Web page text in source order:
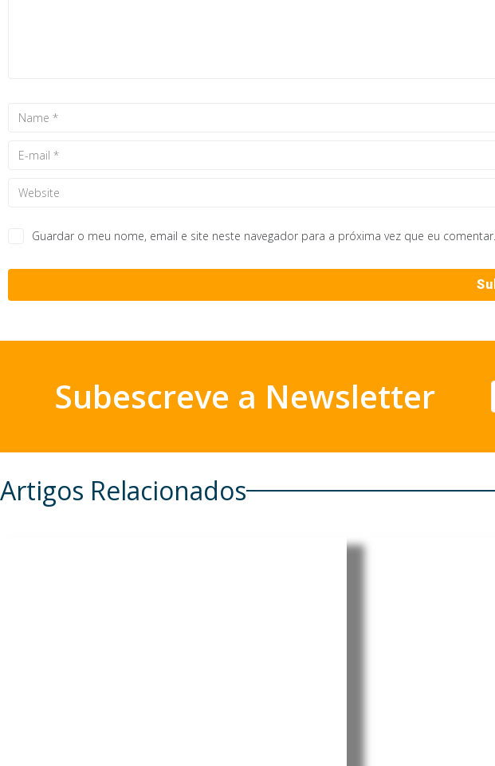
Guardar o meu nome, email e site neste navegador para a próxima vez que eu comentar.
Subescreve a Newsletter
Artigos Relacionados